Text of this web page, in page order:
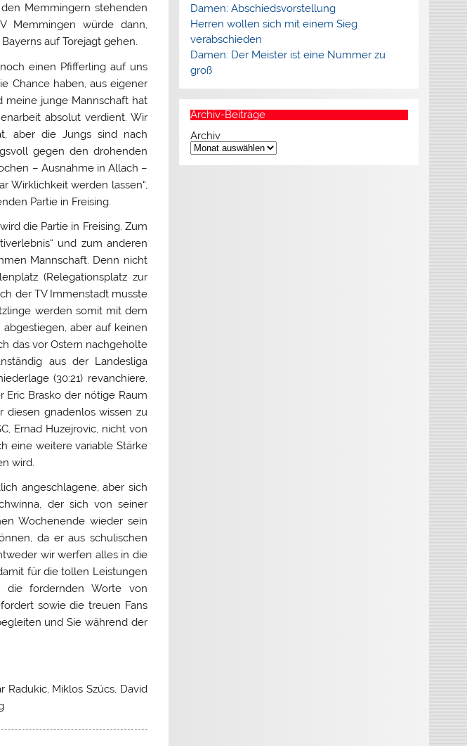
Memmingern stehenden
Memmingen würde dann,
auf Torejagt gehen.
einen Pfifferling auf uns
Chance haben, aus eigener
meine junge Mannschaft hat
absolut verdient. Wir
aber die Jungs sind nach
gegen den drohenden
– Ausnahme in Allach –
Wirklichkeit werden lassen“,
Partie in Freising.
die Partie in Freising. Zum
und zum anderen
Mannschaft. Denn nicht
(Relegationsplatz zur
der TV Immenstadt musste
werden somit mit dem
aber auf keinen
das vor Ostern nachgeholte
aus der Landesliga
(30:21) revanchiere.
Eric Brasko der nötige Raum
diesen gnadenlos wissen zu
Ernad Huzejrovic, nicht von
eine weitere variable Stärke
wird.
angeschlagene, aber sich
der sich von seiner
Wochenende wieder sein
da er aus schulischen
wir werfen alles in die
für die tollen Leistungen
die fordernden Worte von
sowie die treuen Fans
und Sie während der
Radukic, Miklos Szücs, David
Damen: Abschiedsvorstellung
Herren wollen sich mit einem Sieg
verabschieden
Damen: Der Meister ist eine Nummer zu
groß
Archiv-Beiträge
Archiv